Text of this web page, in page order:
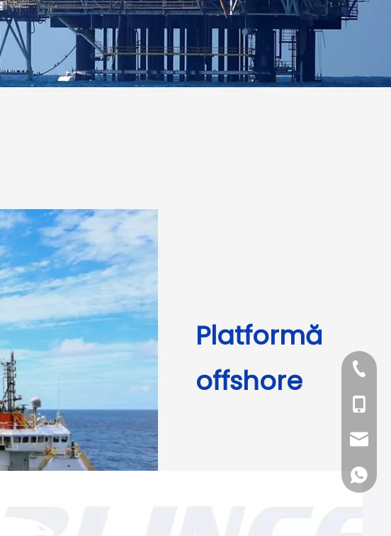
Platformă
offshore
+86-
+86